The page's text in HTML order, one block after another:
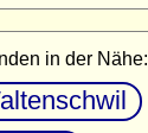
in der Nähe: